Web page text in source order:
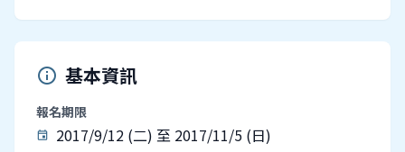
info 基本資訊
報名期限
event 2017/9/12 (二) 至 2017/11/5 (日)